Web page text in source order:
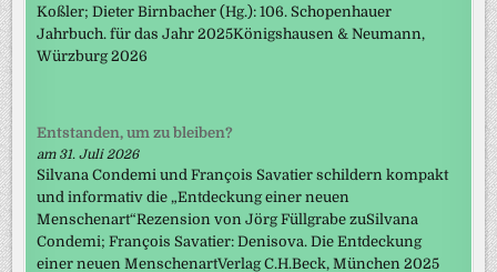
Koßler; Dieter Birnbacher (Hg.): 106. Schopenhauer
Jahrbuch. für das Jahr 2025Königshausen & Neumann,
Würzburg 2026
Entstanden, um zu bleiben?
am 31. Juli 2026
Silvana Condemi und François Savatier schildern kompakt
und informativ die „Entdeckung einer neuen
Menschenart“Rezension von Jörg Füllgrabe zuSilvana
Condemi; François Savatier: Denisova. Die Entdeckung
einer neuen MenschenartVerlag C.H.Beck, München 2025